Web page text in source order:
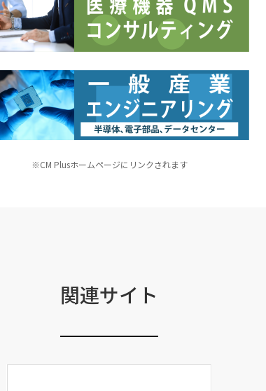
※CM Plusホームページにリンクされます
関連サイト